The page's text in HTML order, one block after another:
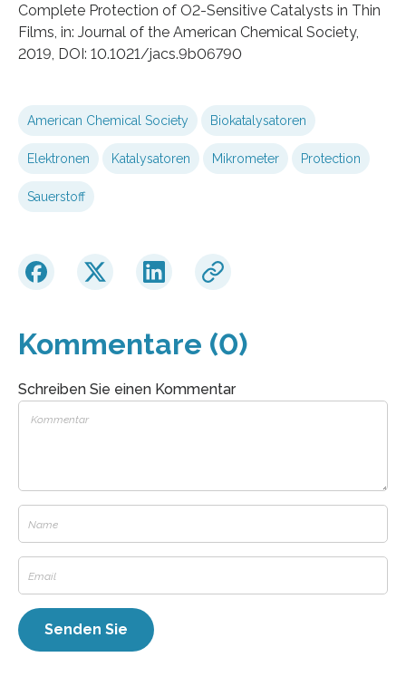
Complete Protection of O2-Sensitive Catalysts in Thin
Films, in: Journal of the American Chemical Society,
2019, DOI: 10.1021/jacs.9b06790
American Chemical Society Biokatalysatoren
Elektronen Katalysatoren Mikrometer Protection
Sauerstoff
Kommentare (0)
Schreiben Sie einen Kommentar